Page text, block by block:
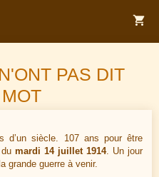
PAS DIT
d’un siècle. 107 ans pour être
dumardi 14 juillet 1914. Un jour
grande guerre à venir.